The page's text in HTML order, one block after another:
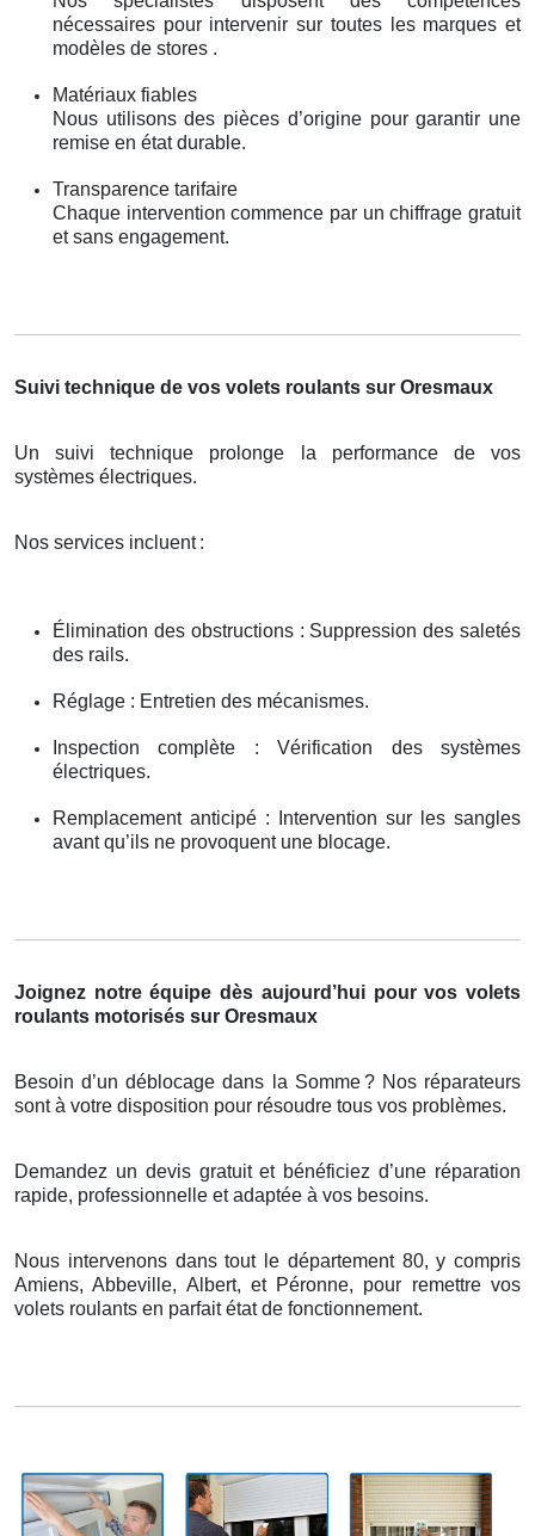
nécessaires pour intervenir sur toutes les marques et
modèles de stores .
Matériaux fiables
Nous utilisons des pièces d’origine pour garantir une
remise en état durable.
Transparence tarifaire
Chaque intervention commence par un chiffrage gratuit
et sans engagement.
Suivi technique de vos volets roulants sur Oresmaux
Un suivi technique prolonge la performance de vos
systèmes électriques.
Nos services incluent :
Élimination des obstructions : Suppression des saletés
des rails.
Réglage : Entretien des mécanismes.
Inspection complète : Vérification des systèmes
électriques.
Remplacement anticipé : Intervention sur les sangles
avant qu’ils ne provoquent une blocage.
Joignez notre équipe dès aujourd’hui pour vos volets
roulants motorisés sur Oresmaux
Besoin d’un déblocage dans la Somme? Nos réparateurs
sontà votre disposition pour résoudre tous vos probl èmes.
Demandez un devis gratuit et bénéficiez d’une réparation
rapide, professionnelle et adaptée à vos besoins.
Nous intervenons dans tout le département 80, y compris
Amiens, Abbeville, Albert, et Péronne, pour remettre vos
volets roulants en parfait état de fonctionnement.